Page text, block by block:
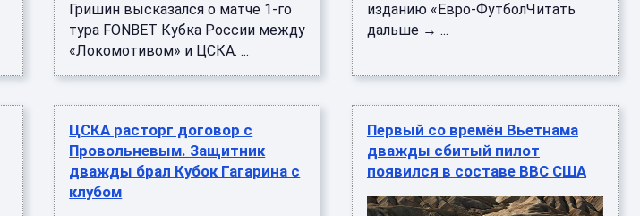
Гришин высказался о матче 1-го
тура FONBET Кубка России между
«Локомотивом» и ЦСКА. ...
изданию «Евро-ФутболЧитать
дальше → ...
ЦСКА расторг договор с
Провольневым. Защитник
дважды брал Кубок Гагарина с
клубом
Первый со времён Вьетнама
дважды сбитый пилот
появился в составе ВВС США